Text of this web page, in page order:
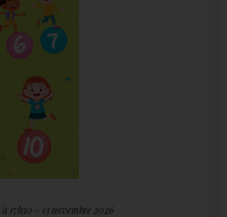
par vendredi 13 novembre à 17h30 - 13 novembre 2026